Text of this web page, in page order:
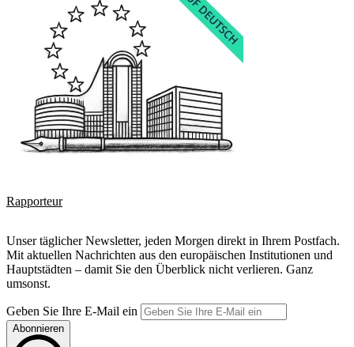
Rapporteur
Unser täglicher Newsletter, jeden Morgen direkt in Ihrem Postfach.
Mit aktuellen Nachrichten aus den europäischen Institutionen und
Hauptstädten – damit Sie den Überblick nicht verlieren. Ganz
umsonst.
Geben Sie Ihre E-Mail ein
Abonnieren